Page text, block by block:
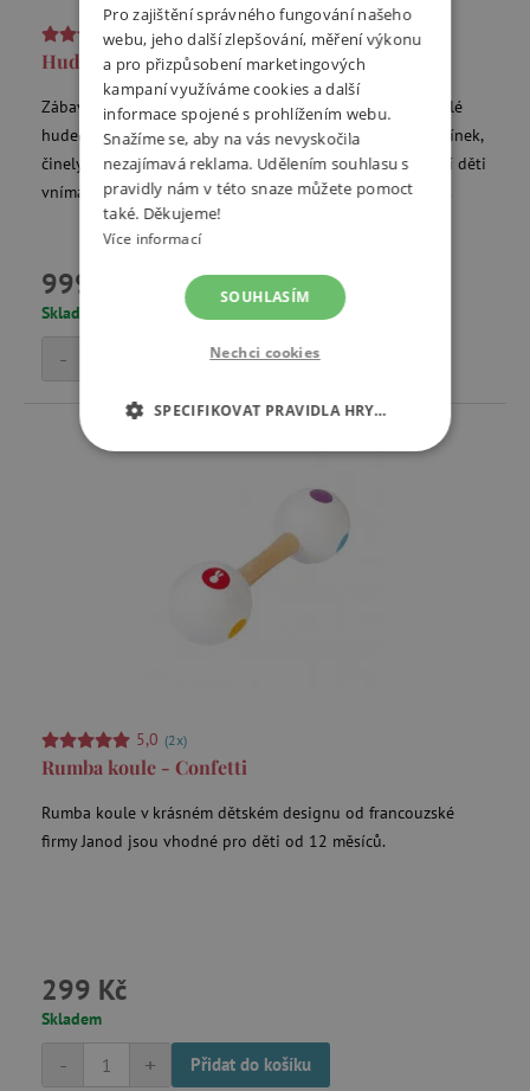
2,3 (3x)
Hudební stolek Pure
Zábavný barevný hudební stolek je ideální dárek pro malé
hudebníky od 1 roku. Hudební set obsahuje zvonek, bubínek,
činely, chrastítko, dřevěnou paličku. Hudební nástroje učí děti
vnímat zvuky a učí je lásce k hudbě a smyslu pro rytmus.
999 Kč
Skladem
- Přidat do košíku
5,0 (2x)
Rumba koule - Confetti
Rumba koule v krásném dětském designu od francouzské
firmy Janod jsou vhodné pro děti od 12 měsíců.
299 Kč
Skladem
+
- Přidat do košíku
Pro zajištění správného fungování našeho
webu, jeho další zlepšování, měření výkonu
a pro přizpůsobení marketingových
kampaní využíváme cookies a další
informace spojené s prohlížením webu.
Snažíme se, aby na vás nevyskočila
nezajímavá reklama. Udělením souhlasu s
pravidly nám v této snaze můžete pomoct
také. Děkujeme!
Více informací
SOUHLASÍM
Nechci cookies
SPECIFIKOVAT PRAVIDLA HRY…
MARKETINGOVÉ COOKIES
FUNKČNÍ SOUBORY
Analytické cookies
Funkční soubory
Nezbytně nutné soubory cookie umožňují